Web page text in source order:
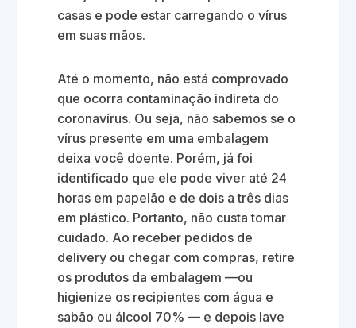
casas e pode estar carregando o vírus
em suas mãos.
Até o momento, não está comprovado
que ocorra contaminação indireta do
coronavírus. Ou seja, não sabemos se o
vírus presente em uma embalagem
deixa você doente. Porém, já foi
identificado que ele pode viver até 24
horas em papelão e de dois a três dias
em plástico. Portanto, não custa tomar
cuidado. Ao receber pedidos de
delivery ou chegar com compras, retire
os produtos da embalagem —ou
higienize os recipientes com água e
sabão ou álcool 70% — e depois lave